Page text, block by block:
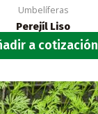
Umbelíferas
Perejíl Liso
a cotización